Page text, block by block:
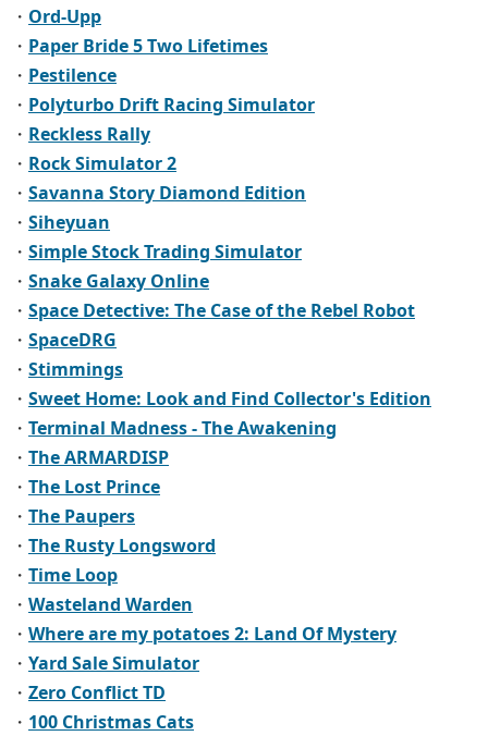
・ Ord-Upp
・ Paper Bride 5 Two Lifetimes
・ Pestilence
・ Polyturbo Drift Racing Simulator
・ Reckless Rally
・ Rock Simulator 2
・ Savanna Story Diamond Edition
・ Siheyuan
・ Simple Stock Trading Simulator
・ Snake Galaxy Online
・ Space Detective: The Case of the Rebel Robot
・ SpaceDRG
・ Stimmings
・ Sweet Home: Look and Find Collector's Edition
・ Terminal Madness - The Awakening
・ The ARMARDISP
・ The Lost Prince
・ The Paupers
・ The Rusty Longsword
・ Time Loop
・ Wasteland Warden
・ Where are my potatoes 2: Land Of Mystery
・ Yard Sale Simulator
・ Zero Conflict TD
・ 100 Christmas Cats